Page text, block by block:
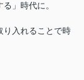
」時代に。
り入れることで時